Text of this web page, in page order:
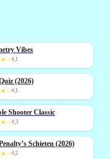
Vibes
4,1
(2026)
4,1
Shooter Classic
4,3
Schieten (2026)
4,2